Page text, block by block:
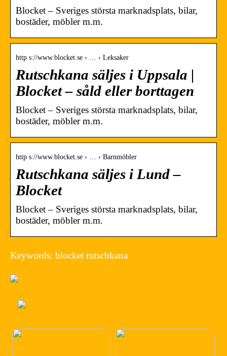
Blocket – Sveriges största marknadsplats, bilar,
bostäder, möbler m.m.
http s://www.blocket.se › … › Leksaker
Rutschkana säljes i Uppsala |
Blocket – såld eller borttagen
Blocket – Sveriges största marknadsplats, bilar,
bostäder, möbler m.m.
http s://www.blocket.se › … › Barnmöbler
Rutschkana säljes i Lund –
Blocket
Blocket – Sveriges största marknadsplats, bilar,
bostäder, möbler m.m.
Keywords: blocket rutschkana